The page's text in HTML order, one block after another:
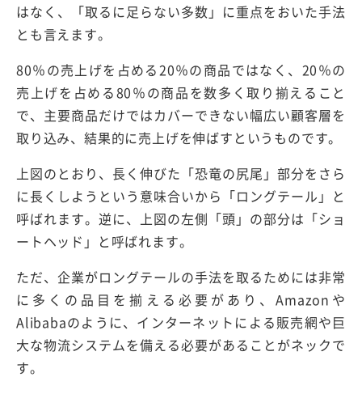
はなく、「取るに足らない多数」に重点をおいた手法
とも言えます。
80％の売上げを占める20％の商品ではなく、20％の
売上げを占める80％の商品を数多く取り揃えること
で、主要商品だけではカバーできない幅広い顧客層を
取り込み、結果的に売上げを伸ばすというものです。
上図のとおり、長く伸びた「恐竜の尻尾」部分をさら
に長くしようという意味合いから「ロングテール」と
呼ばれます。逆に、上図の左側「頭」の部分は「ショ
ートヘッド」と呼ばれます。
ただ、企業がロングテールの手法を取るためには非常
に多くの品目を揃える必要があり、Amazonや
Alibabaのように、インターネットによる販売網や巨
大な物流システムを備える必要があることがネックで
す。